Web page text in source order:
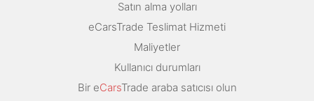
Satın alma yolları
eCarsTrade Teslimat Hizmeti
Maliyetler
Kullanıcı durumları
Bir eCarsTrade araba satıcısı olun